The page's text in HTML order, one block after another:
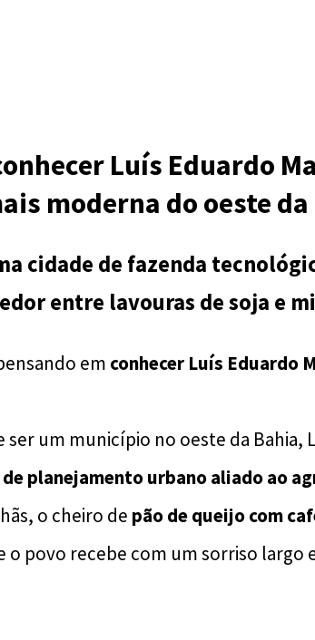
Luís Eduardo
moderna do oeste da
cidade de fazenda
entre lavouras de soja e
em conhecer Luís Eduardo
ser um município no oeste da Bahia,
planejamento urbano aliado ao
o cheiro de pão de queijo com
o povo recebe com um sorriso largo